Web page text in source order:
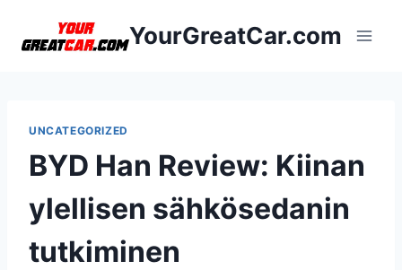
sisältöön
YourGreatCar.com
UNCATEGORIZED
BYD Han Review: Kiinan
ylellisen sähkösedanin
tutkiminen